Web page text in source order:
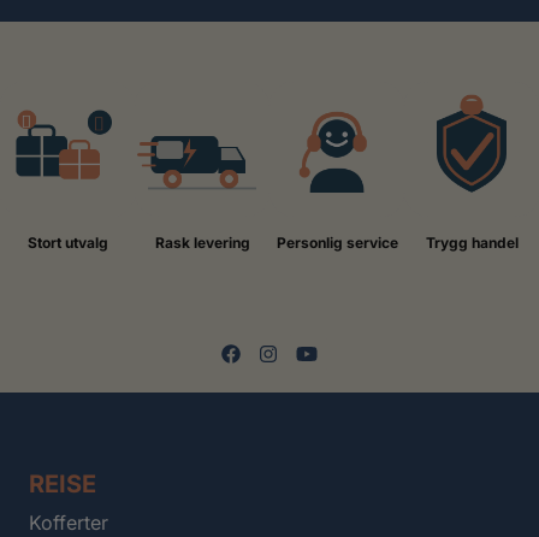
Stort utvalg Rask levering Personlig service Trygg handel
REISE
Kofferter